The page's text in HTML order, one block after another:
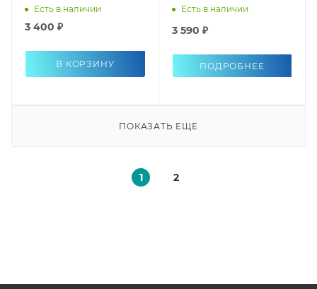
(8005)
Есть в наличии
3 400 ₽
В КОРЗИНУ
Есть в наличии
3 590 ₽
ПОДРОБНЕЕ
ПОКАЗАТЬ ЕЩЕ
1 2